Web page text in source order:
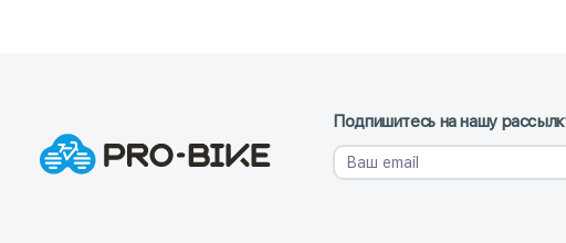
Подпишитесь на нашу